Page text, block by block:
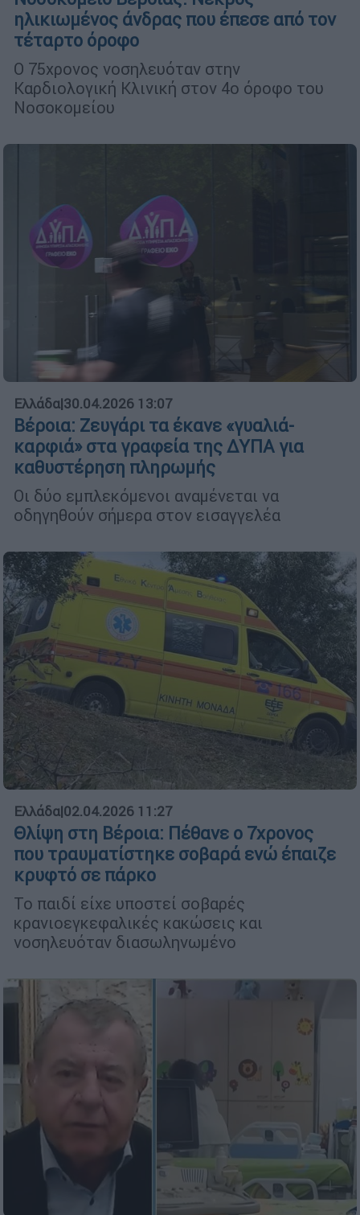
ηλικιωμένος άνδρας που έπεσε από τον
τέταρτο όροφο
Ο 75χρονος νοσηλευόταν στην
Καρδιολογική Κλινική στον 4ο όροφο του
Νοσοκομείου
Ελλάδα|30.04.2026 13:07
Βέροια: Ζευγάρι τα έκανε «γυαλιά-
καρφιά» στα γραφεία της ΔΥΠΑ για
καθυστέρηση πληρωμής
Οι δύο εμπλεκόμενοι αναμένεται να
οδηγηθούν σήμερα στον εισαγγελέα
Ελλάδα|02.04.2026 11:27
Θλίψη στη Βέροια: Πέθανε ο 7χρονος
που τραυματίστηκε σοβαρά ενώ έπαιζε
κρυφτό σε πάρκο
Το παιδί είχε υποστεί σοβαρές
κρανιοεγκεφαλικές κακώσεις και
νοσηλευόταν διασωληνωμένο